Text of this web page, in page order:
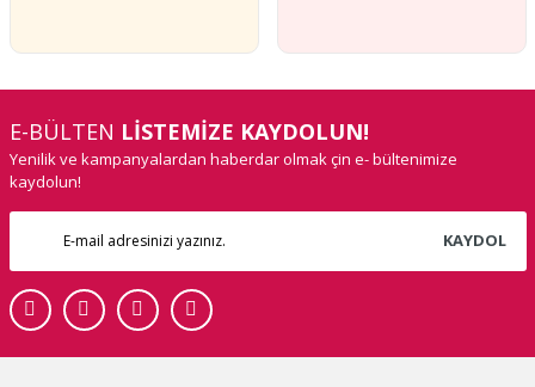
E-BÜLTEN LİSTEMİZE KAYDOLUN!
Yenilik ve kampanyalardan haberdar olmak çin e- bültenimize
kaydolun!
KAYDOL